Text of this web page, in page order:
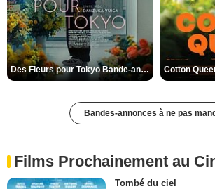
Des Fleurs pour Tokyo Bande-annonce VO STFR
Bandes-annonces à ne pas
Films Prochainement au
Tombé du ciel